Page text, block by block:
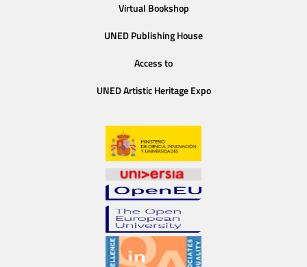
Virtual Bookshop
UNED Publishing House
Access to
UNED Artistic Heritage Expo